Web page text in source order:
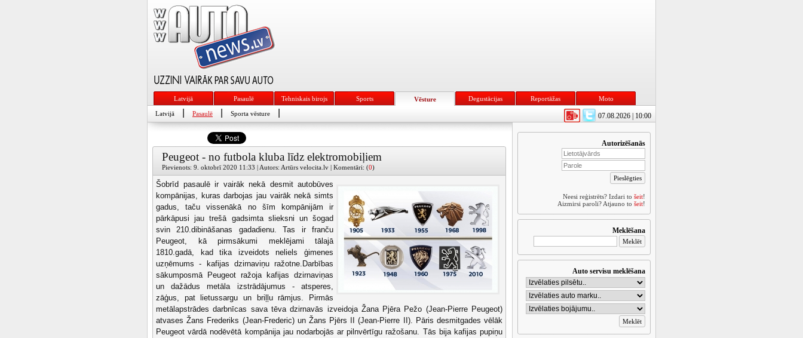
Latvijā Pasaulē Tehniskais birojs Sports Vēsture Degustācijas Reportāžas Moto
07.08.2026 | 10:00
Latvijā Pasaulē Sporta vēsture
Peugeot - no futbola kluba līdz elektromobiļiem
Pievienots: 9. oktobrī 2020 11:33 | Autors: Artūrs velocita.lv | Komentāri: (0)
Šobrīd pasaulē ir vairāk nekā desmit autobūves
kompānijas, kuras darbojas jau vairāk nekā simts
gadus, taču vissenākā no šīm kompānijām ir
pārkāpusi jau trešā gadsimta slieksni un šogad
svin 210.dibināšanas gadadienu. Tas ir franču
Peugeot, kā pirmsākumi meklējami tālajā
1810.gadā, kad tika izveidots neliels ģimenes
uzņēmums - kafijas dzirnaviņu ražotne.Darbības
sākumposmā Peugeot ražoja kafijas dzirnaviņas
un dažādus metāla izstrādājumus - atsperes,
zāģus, pat lietussargu un briļļu rāmjus. Pirmās
metālapstrādes darbnīcas sava tēva dzirnavās izveidoja Žana Pjēra Pežo (Jean-Pierre Peugeot)
atvases Žans Frederiks (Jean-Frederic) un Žans Pjērs II (Jean-Pierre II). Pāris desmitgades vēlāk
Peugeot vārdā nodēvētā kompānija jau nodarbojās ar pilnvērtīgu ražošanu. Tās bija kafijas pupiņu
Autorizēšanās
Neesi reģistrēts? Izdari to šeit!
Aizmirsi paroli? Atjauno to šeit!
Meklēšana
Auto servisu meklēšana